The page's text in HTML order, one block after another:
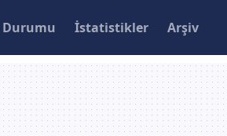
Durumu İstatistikler Arşiv